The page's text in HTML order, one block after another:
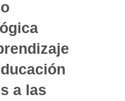
a las